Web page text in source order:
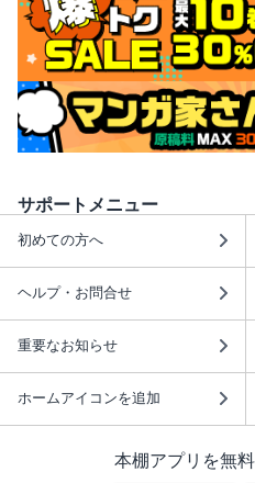
サポートメニュー
初めての方へ
ヘルプ・お問合せ
重要なお知らせ
ホームアイコンを追加
本棚アプリを無